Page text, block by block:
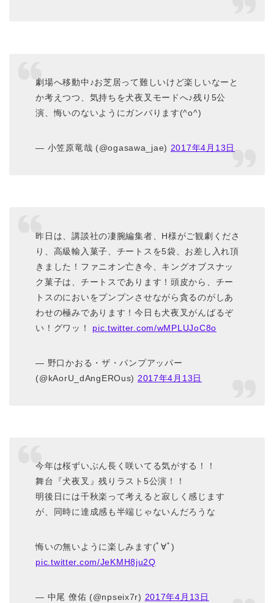
劇場へ移動中♪お芝居って難しいけど楽しいなーと
か考えつつ、気持ちを犬夜叉モードへ♪残り5公
演、悔いのないようにガンバります(^o^)
— 小笠原竜哉 (@ogasawa_jae) 2017年4月13日
昨日は、講談社の凄腕編集者、H様がご観劇くださ
り、高級輸入菓子、チートスを5袋、お差し入れ頂
きました！ファニオン亡き今、キングオブスナッ
ク菓子は、チートスであります！頭皮から、チー
トスのにおいをプンプンさせながら貪るのがしあ
わせの極みであります！今日も犬夜叉がんばるぞ
い！グワッ！ pic.twitter.com/wMPLUJoC8o
— 野口かおる・ザ・パンプアッパー
(@kAorU_dAngEROus) 2017年4月13日
今年は桜ずいぶん長く咲いてる気がする！！
舞台『犬夜叉』残りラスト5公演！！
明後日には千秋楽って考えると寂しく感じます
が、同時に達成感も半端じゃないんだろうな
悔いの無いように楽しみます(ﾟ∀ﾟ)
pic.twitter.com/JeKMH8ju2Q
— 中尾 僚佑 (@npseix7r) 2017年4月13日